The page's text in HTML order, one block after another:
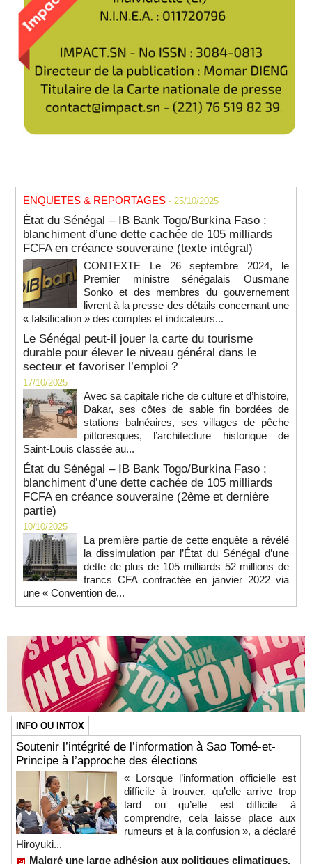
ENQUETES & REPORTAGES - 25/10/2025
État du Sénégal – IB Bank Togo/Burkina Faso :
blanchiment d’une dette cachée de 105 milliards
FCFA en créance souveraine (texte intégral)
CONTEXTE Le 26 septembre 2024, le
Premier ministre sénégalais Ousmane
Sonko et des membres du gouvernement
livrent à la presse des détails concernant une
« falsification » des comptes et indicateurs...
Le Sénégal peut-il jouer la carte du tourisme
durable pour élever le niveau général dans le
secteur et favoriser l’emploi ?
17/10/2025
Avec sa capitale riche de culture et d’histoire,
Dakar, ses côtes de sable fin bordées de
stations balnéaires, ses villages de pêche
pittoresques, l’architecture historique de
Saint-Louis classée au...
État du Sénégal – IB Bank Togo/Burkina Faso :
blanchiment d’une dette cachée de 105 milliards
FCFA en créance souveraine (2ème et dernière
partie)
10/10/2025
La première partie de cette enquête a révélé
la dissimulation par l’État du Sénégal d’une
dette de plus de 105 milliards 52 millions de
francs CFA contractée en janvier 2022 via
une « Convention de...
INFO OU INTOX
Soutenir l’intégrité de l’information à Sao Tomé-et-
Principe à l’approche des élections
« Lorsque l’information officielle est
difficile à trouver, qu’elle arrive trop
tard ou qu’elle est difficile à
comprendre, cela laisse place aux
rumeurs et à la confusion », a déclaré
Hiroyuki...
Malgré une large adhésion aux politiques climatiques,